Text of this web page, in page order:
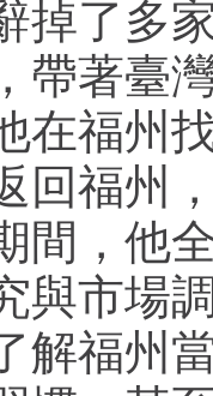
掉了多
帶著臺
在福州
回福州
，他全
與市場
解福州